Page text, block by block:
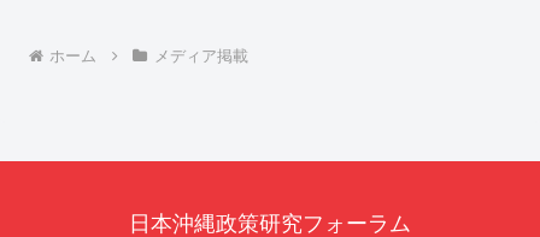
ホーム メディア掲載
日本沖縄政策研究フォーラム